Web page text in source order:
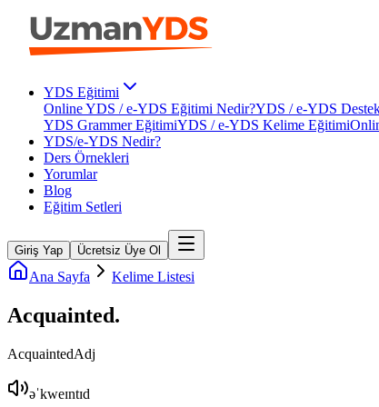
YDS Eğitimi
Online YDS / e-YDS Eğitimi Nedir?YDS / e-YDS
YDS Grammer EğitimiYDS / e-YDS Kelime Eğitimi
YDS/e-YDS Nedir?
Ders Örnekleri
Yorumlar
Blog
Eğitim Setleri
Giriş Yap Ücretsiz Üye Ol
Ana Sayfa Kelime Listesi
Acquainted.
AcquaintedAdj
əˈkweɪntɪd